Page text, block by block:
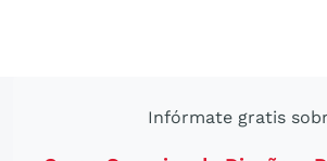
Infórmate gratis